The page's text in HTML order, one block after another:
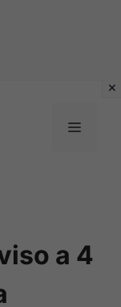
MENU
a 4